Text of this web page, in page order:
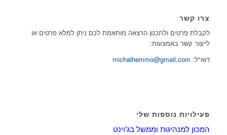
צרו קשר
לקבלת פרטים ולתכנון הרצאה מותאמת לכם ניתן למלא פרטים או
לייצור קשר באמצעות:
דוא"ל: michalhemmo@gmail.com
פעילויות נוספות שלי
המכון למנהיגות וממשל בג'וינט